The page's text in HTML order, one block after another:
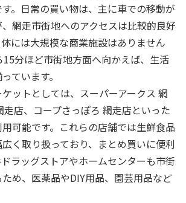
。日常の買い物は、主に車での移動が
網走市街地へのアクセスは比較的良好
には大規模な商業施設はありません
分ほど市街地方面へ向かえば、生活
ています。
ットとしては、スーパーアークス 網
走店、コープさっぽろ 網走店といった
可能です。これらの店舗では生鮮食品
く取り扱っており、まとめ買いに便利
ラッグストアやホームセンターも市街
め、医薬品やDIY用品、園芸用品など